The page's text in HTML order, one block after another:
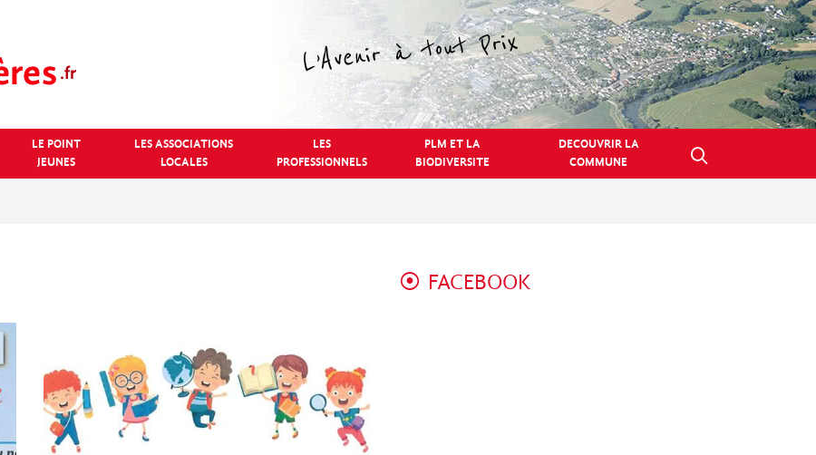
LE POINT
JEUNES
LES ASSOCIATIONS
LOCALES
LES
PROFESSIONNELS
PLM ET LA
BIODIVERSITE
DECOUVRIR LA
COMMUNE
FACEBOOK